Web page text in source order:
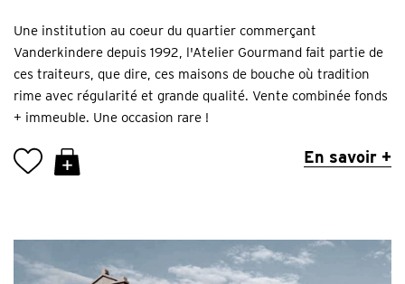
Une institution au coeur du quartier commerçant
Vanderkindere depuis 1992, l'Atelier Gourmand fait partie de
ces traiteurs, que dire, ces maisons de bouche où tradition
rime avec régularité et grande qualité. Vente combinée fonds
+ immeuble. Une occasion rare !
En savoir +